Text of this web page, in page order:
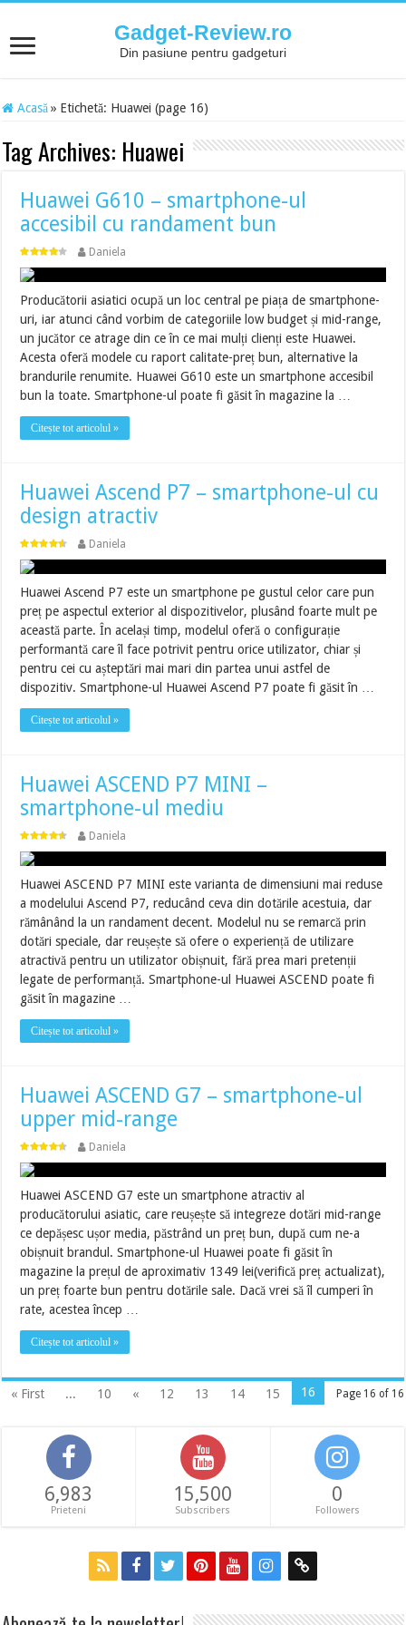
Gadget-Review.ro
Din pasiune pentru gadgeturi
Acasă » Etichetă: Huawei (page 16)
Tag Archives: Huawei
Huawei G610 – smartphone-ul
accesibil cu randament bun
Daniela
Producătorii asiatici ocupă un loc central pe piața de smartphone-
uri, iar atunci când vorbim de categoriile low budget și mid-range,
un jucător ce atrage din ce în ce mai mulți clienți este Huawei.
Acesta oferă modele cu raport calitate-preț bun, alternative la
brandurile renumite. Huawei G610 este un smartphone accesibil
bun la toate. Smartphone-ul poate fi găsit în magazine la …
Citește tot articolul »
Huawei Ascend P7 – smartphone-ul cu
design atractiv
Daniela
Huawei Ascend P7 este un smartphone pe gustul celor care pun
preț pe aspectul exterior al dispozitivelor, plusând foarte mult pe
această parte. În același timp, modelul oferă o configurație
performantă care îl face potrivit pentru orice utilizator, chiar și
pentru cei cu așteptări mai mari din partea unui astfel de
dispozitiv. Smartphone-ul Huawei Ascend P7 poate fi găsit în …
Citește tot articolul »
Huawei ASCEND P7 MINI –
smartphone-ul mediu
Daniela
Huawei ASCEND P7 MINI este varianta de dimensiuni mai reduse
a modelului Ascend P7, reducând ceva din dotările acestuia, dar
rămânând la un randament decent. Modelul nu se remarcă prin
dotări speciale, dar reușește să ofere o experiență de utilizare
atractivă pentru un utilizator obișnuit, fără prea mari pretenții
legate de performanță. Smartphone-ul Huawei ASCEND poate fi
găsit în magazine …
Citește tot articolul »
Huawei ASCEND G7 – smartphone-ul
upper mid-range
Daniela
Huawei ASCEND G7 este un smartphone atractiv al
producătorului asiatic, care reușește să integreze dotări mid-range
ce depășesc ușor media, păstrând un preț bun, după cum ne-a
obișnuit brandul. Smartphone-ul Huawei poate fi găsit în
magazine la prețul de aproximativ 1349 lei(verifică preț actualizat),
un preț foarte bun pentru dotările sale. Dacă vrei să îl cumperi în
rate, acestea încep …
Citește tot articolul »
Page 16 of 16
« First ... 10 « 12 13 14 15 16
6,983
Prieteni
15,500
Subscribers
0
Followers